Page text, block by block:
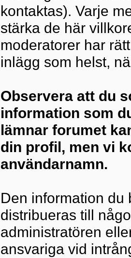
kontaktas). Varje
stärka de här
moderatorer har
inlägg som helst,
Observera att du
information som
lämnar forumet
din profil, men vi
användarnamn.
Den information du
distribueras till
administratören
ansvariga vid